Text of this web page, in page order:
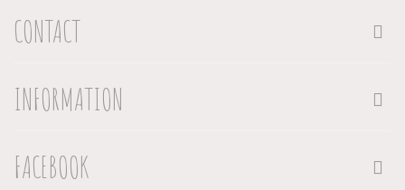
CONTACT
INFORMATION
FACEBOOK